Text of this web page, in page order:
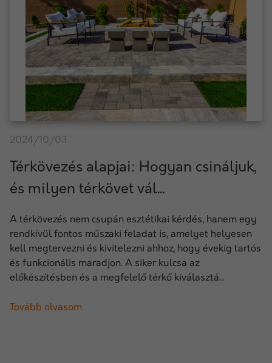
2024/10/03
Térkövezés alapjai: Hogyan csináljuk,
és milyen térkövet vál...
A térkövezés nem csupán esztétikai kérdés, hanem egy
rendkívül fontos műszaki feladat is, amelyet helyesen
kell megtervezni és kivitelezni ahhoz, hogy évekig tartós
és funkcionális maradjon. A siker kulcsa az
előkészítésben és a megfelelő térkő kiválasztá...
Tovább olvasom